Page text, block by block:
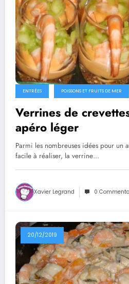
ENTRÉES POISSONS ET FRUITS DE MER
Verrines de
apéro léger
Parmi les nombreuses idées pour un
facile à réaliser, la verrine…
Xavier Legrand 0
20/12/2019